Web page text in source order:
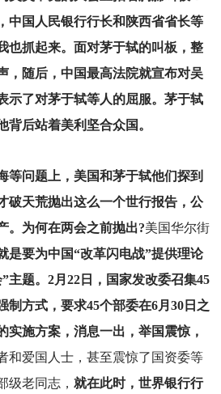
中国人民银行行长和陕西省省长等
也抓起来。面对茅于轼的叫板，整
，随后，中国最高法院就宣布对吴
示了对茅于轼等人的屈服。茅于轼
背后站着美利坚合众国。
等问题上，美国和茅于轼他们探到
破天荒抛出这么一个世行报告，公
。为何在两会之前抛出?美国华尔街
是要为中国“改革闪电战”提供理论
主题。2月22日，国家发改委召集45
制方式，要求45个部委在6月30日之
实施方案，消息一出，举国震惊，
和爱国人士，甚至震惊了国资委等
级老同志， 就在此时，世界银行行